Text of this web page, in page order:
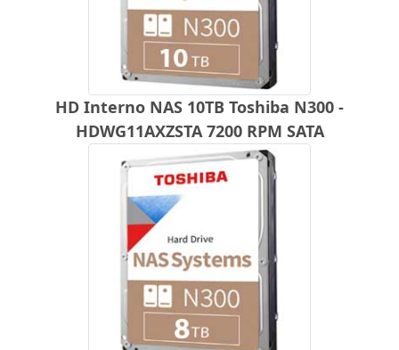
HD Interno NAS 10TB Toshiba N300 -
HDWG11AXZSTA 7200 RPM SATA